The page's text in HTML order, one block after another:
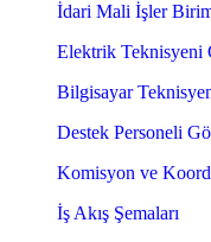
İdari Mali İşler
Elektrik Teknisyeni
Bilgisayar
Destek Personeli
Komisyon ve
İş Akış Şemaları